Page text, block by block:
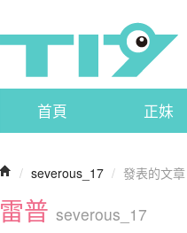
首頁 正妹
/ severous_17 / 發表的文章
雷普 severous_17